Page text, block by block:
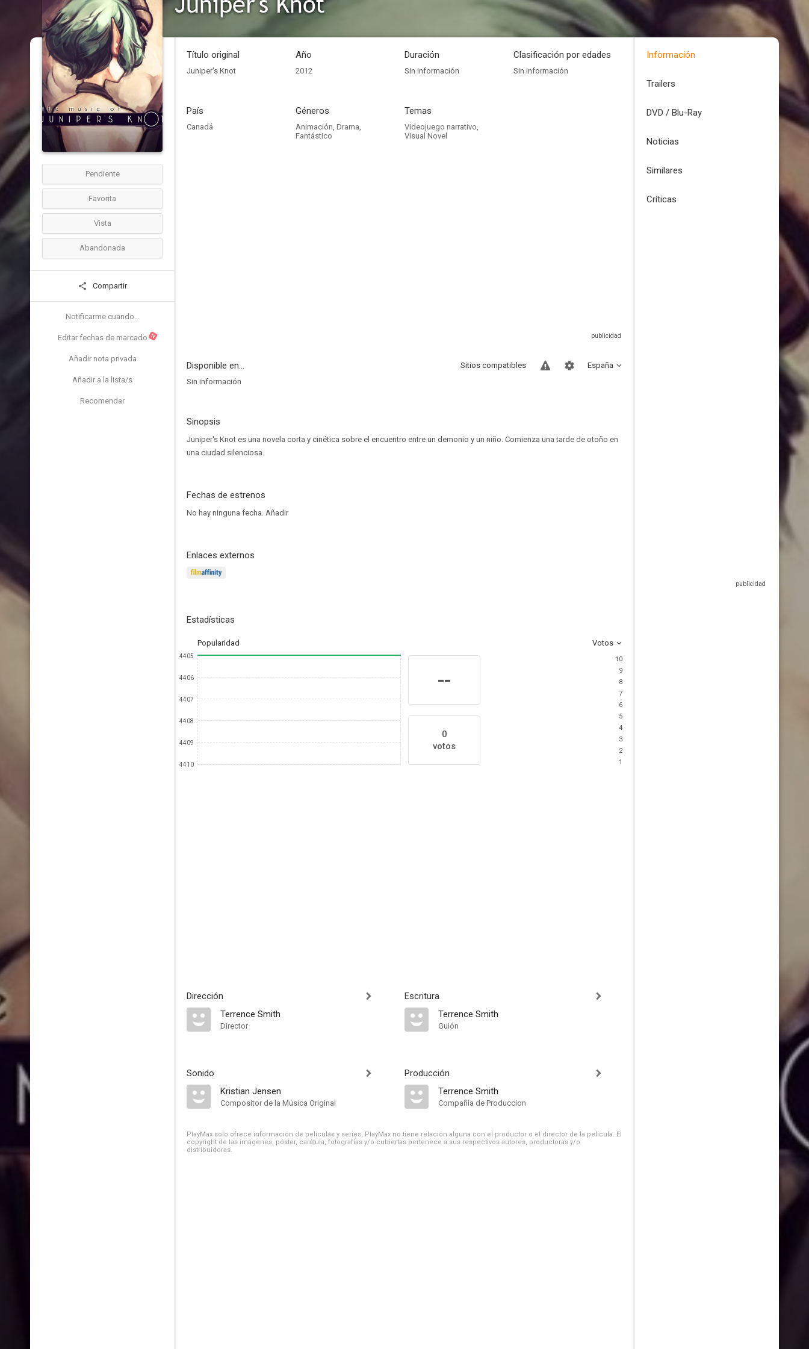
Pendiente
Favorita
Vista
Abandonada
Compartir
Notificarme cuando...
Editar fechas de marcado N
Añadir nota privada
Añadir a la lista/s
Recomendar
Título original
Juniper's Knot
Año
2012
Duración
Sin información
Clasificación por edades
Sin información
País
Canadá
Géneros
Animación, Drama,
Fantástico
Temas
Videojuego narrativo,
Visual Novel
Disponible en... España
Sitios compatibles
Sin información
Sinopsis
Juniper's Knot es una novela corta y cinética sobre el encuentro entre un demonio y un niño. Comienza una tarde de otoño en
una ciudad silenciosa.
Fechas de estrenos
No hay ninguna fecha. Añadir
Enlaces externos
Estadísticas
Popularidad Votos
4405
4406
4407
4408
4409
4410
--
0
votos
10
9
8
7
6
5
4
3
2
1
Dirección
Terrence Smith
Director
Sonido
Kristian Jensen
Compositor de la Música Original
Escritura
Terrence Smith
Guión
Producción
Terrence Smith
Compañía de Produccion
PlayMax solo ofrece información de películas y series, PlayMax no tiene relación alguna con el productor o el director de la película. El
copyright de las imágenes, póster, carátula, fotografías y/o cubiertas pertenece a sus respectivos autores, productoras y/o
distribuidoras.
Información
Trailers
DVD / Blu-Ray
Noticias
Similares
Críticas